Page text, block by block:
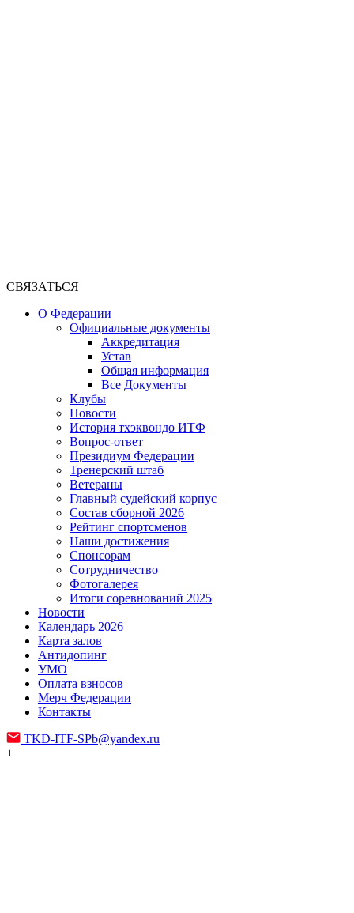
СВЯЗАТЬСЯ
О Федерации
Официальные документы
Аккредитация
Устав
Общая информация
Все Документы
Клубы
Новости
История тхэквондо ИТФ
Вопрос-ответ
Президиум Федерации
Тренерский штаб
Ветераны
Главный судейский корпус
Состав сборной 2026
Рейтинг спортсменов
Наши достижения
Спонсорам
Сотрудничество
Фотогалерея
Итоги соревнований 2025
Новости
Календарь 2026
Карта залов
Антидопинг
УМО
Оплата взносов
Мерч Федерации
Контакты
TKD-ITF-SPb@yandex.ru
+